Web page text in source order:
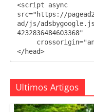
<script async
src="https://
ad/js/
4232836484603368"
</head>
Ultimos Artigos